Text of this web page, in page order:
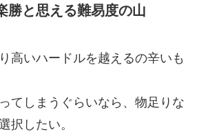
と思える難易度の山
高いハードルを越えるの辛いも
てしまうぐらいなら、物足りな
択したい。